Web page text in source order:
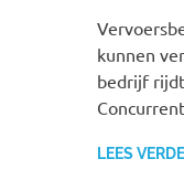
kunnen
bedrijf
LEES